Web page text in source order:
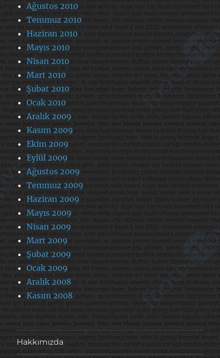
Ağustos 2010
Temmuz 2010
Haziran 2010
Mayıs 2010
Nisan 2010
Mart 2010
Şubat 2010
Ocak 2010
Aralık 2009
Kasım 2009
Ekim 2009
Eylül 2009
Ağustos 2009
Temmuz 2009
Haziran 2009
Mayıs 2009
Nisan 2009
Mart 2009
Şubat 2009
Ocak 2009
Aralık 2008
Kasım 2008
Hakkımızda